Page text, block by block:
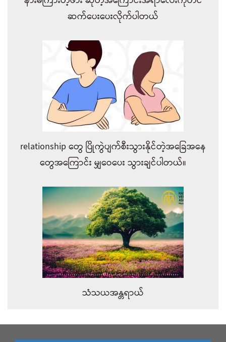
ဆက်ပေးပေးလိုက်ပါတယ်
relationship တွေ ပြိုကွဲပျက်စီးသွားနိုင်တဲ့အခြေအနေ
တွေအကြောင်း မျှဝေပေး သွားချင်ပါတယ်။
သံသယအန္တရာယ်